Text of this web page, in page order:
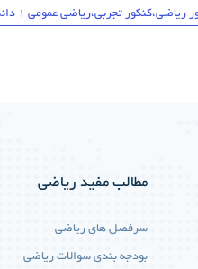
مطالب مفید ریاضی
سرفصل های ریاضی
بودجه بندی سوالات ریاضی